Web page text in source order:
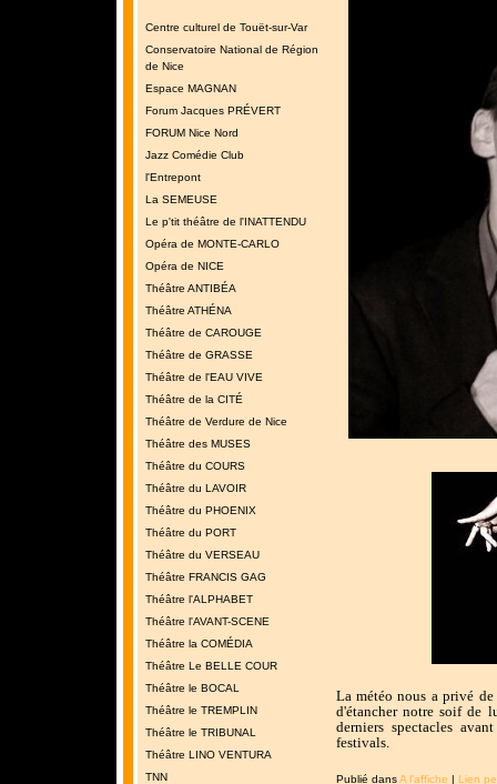
Centre culturel de Touët-sur-Var
Conservatoire National de Région
de Nice
Espace MAGNAN
Forum Jacques PRÉVERT
FORUM Nice Nord
Jazz Comédie Club
l'Entrepont
La SEMEUSE
Le p'tit théâtre de l'INATTENDU
Opéra de MONTE-CARLO
Opéra de NICE
Théâtre ANTIBÉA
Théâtre ATHÉNA
Théâtre de CAROUGE
Théâtre de GRASSE
Théâtre de l'EAU VIVE
Théâtre de la CITÉ
Théâtre de Verdure de Nice
Théâtre des MUSES
Théâtre du COURS
Théâtre du LAVOIR
Théâtre du PHOENIX
Théâtre du PORT
Théâtre du VERSEAU
Théâtre FRANCIS GAG
Théâtre l'ALPHABET
Théâtre l'AVANT-SCENE
Théâtre la COMÉDIA
Théâtre Le BELLE COUR
Théâtre le BOCAL
Théâtre le TREMPLIN
Théâtre le TRIBUNAL
Théâtre LINO VENTURA
TNN
La météo nous a privé de
d'étancher notre soif de
derniers spectacles
festivals.
Publié dansA l'affiche | Lien